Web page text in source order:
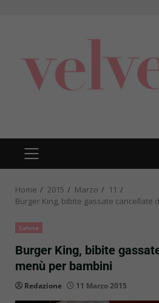
PRIMARY
MENU
Home 2015 Marzo
11
Burger King, bibite gassate cancellate
Salute
Burger King, bibite
menù per bambini
Redazione 11 Marzo 2015